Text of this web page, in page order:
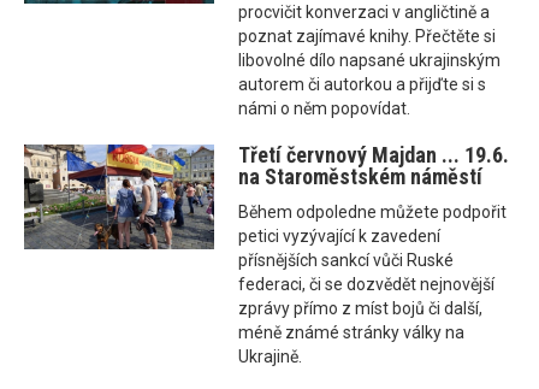
procvičit konverzaci v angličtině a
poznat zajímavé knihy. Přečtěte si
libovolné dílo napsané ukrajinským
autorem či autorkou a přijďte si s
námi o něm popovídat.
Třetí červnový Majdan ... 19.6.
na Staroměstském náměstí
Během odpoledne můžete podpořit
petici vyzývající k zavedení
přísnějších sankcí vůči Ruské
federaci, či se dozvědět nejnovější
zprávy přímo z míst bojů či další,
méně známé stránky války na
Ukrajině.